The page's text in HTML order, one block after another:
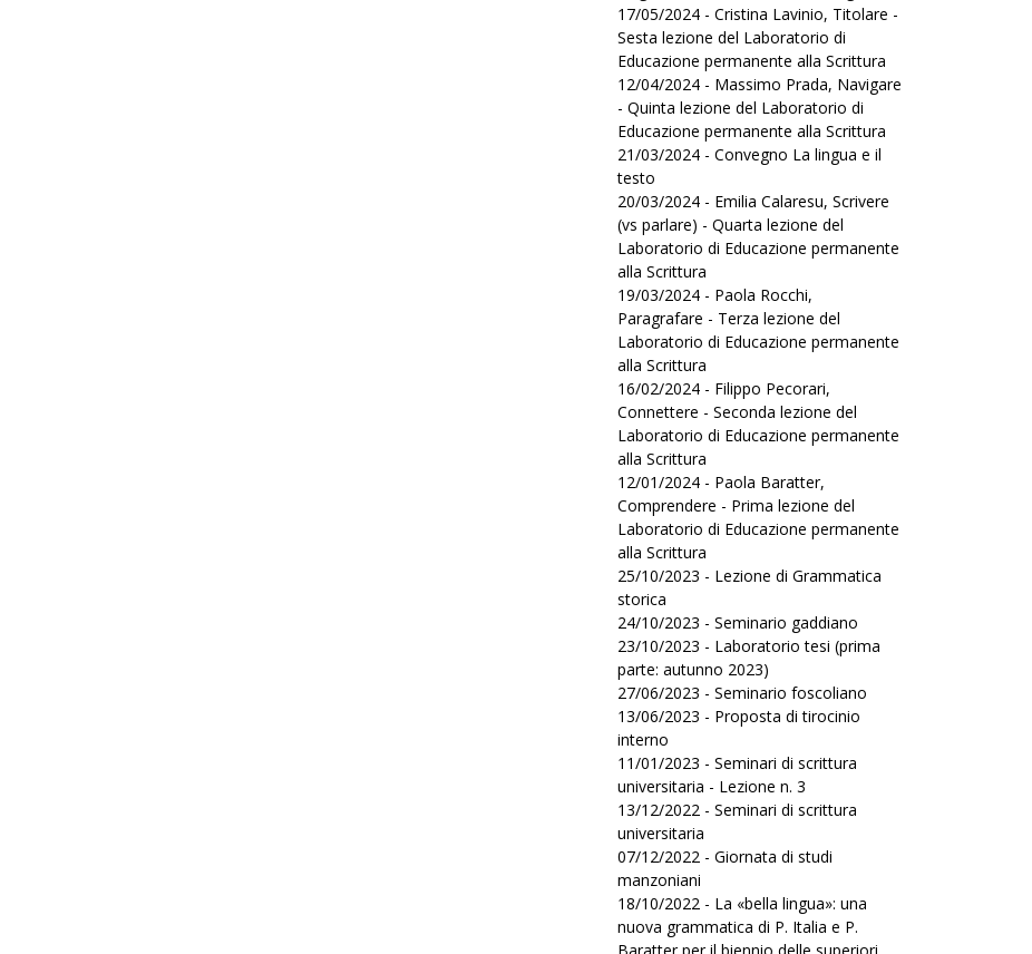
17/05/2024 - Cristina Lavinio, Titolare -
Sesta lezione del Laboratorio di
Educazione permanente alla Scrittura
12/04/2024 - Massimo Prada, Navigare
- Quinta lezione del Laboratorio di
Educazione permanente alla Scrittura
21/03/2024 - Convegno La lingua e il
testo
20/03/2024 - Emilia Calaresu, Scrivere
(vs parlare) - Quarta lezione del
Laboratorio di Educazione permanente
alla Scrittura
19/03/2024 - Paola Rocchi,
Paragrafare - Terza lezione del
Laboratorio di Educazione permanente
alla Scrittura
16/02/2024 - Filippo Pecorari,
Connettere - Seconda lezione del
Laboratorio di Educazione permanente
alla Scrittura
12/01/2024 - Paola Baratter,
Comprendere - Prima lezione del
Laboratorio di Educazione permanente
alla Scrittura
25/10/2023 - Lezione di Grammatica
storica
24/10/2023 - Seminario gaddiano
23/10/2023 - Laboratorio tesi (prima
parte: autunno 2023)
27/06/2023 - Seminario foscoliano
13/06/2023 - Proposta di tirocinio
interno
11/01/2023 - Seminari di scrittura
universitaria - Lezione n. 3
13/12/2022 - Seminari di scrittura
universitaria
07/12/2022 - Giornata di studi
manzoniani
18/10/2022 - La «bella lingua»: una
nuova grammatica di P. Italia e P.